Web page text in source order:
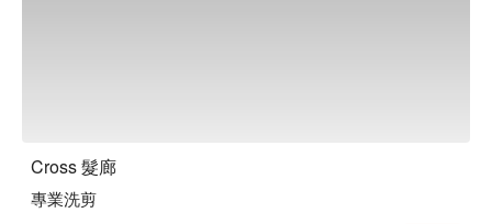
Cross 髮廊
專業洗剪